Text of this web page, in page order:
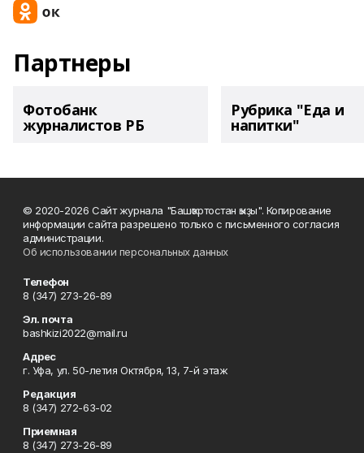
Партнеры
Фотобанк
журналистов РБ
Рубрика "Еда и
напитки"
© 2020-2026 Сайт журнала "Башҡортостан ҡыҙы". Копирование
информации сайта разрешено только с письменного согласия
администрации.
Об использовании персональных данных
Телефон
8 (347) 273-26-89
Эл. почта
bashkizi2022@mail.ru
Адрес
г. Уфа, ул. 50-летия Октября, 13, 7-й этаж
Редакция
8 (347) 272-63-02
Приемная
8 (347) 273-26-89